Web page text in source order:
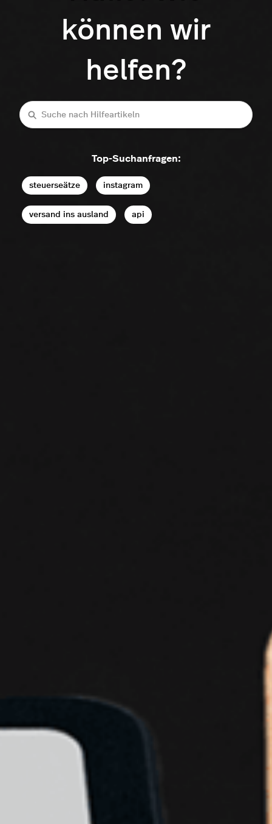
können wir
helfen?
Suche
Top-Suchanfragen:
steuerseätze instagram
versand ins ausland api